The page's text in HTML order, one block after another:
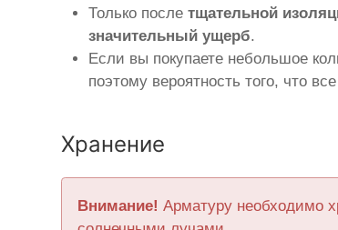
Только послетщательной
значительный ущерб.
Если вы покупаете небольшое
поэтому вероятность того, что
Хранение
Внимание! Арматуру необходимо